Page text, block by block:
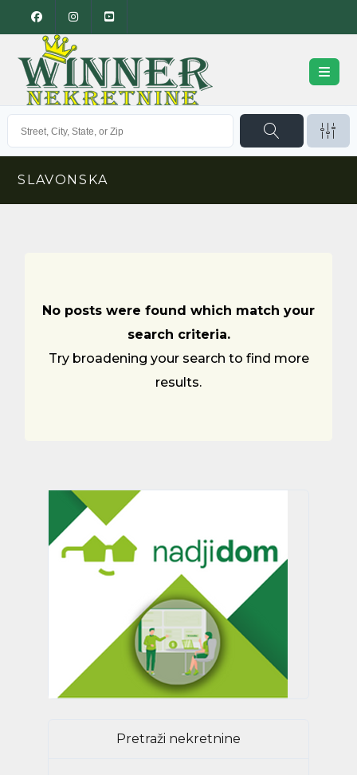
SLAVONSKA
No posts were found which match your
search criteria.
Try broadening your search to find more
results.
Pretraži nekretnine